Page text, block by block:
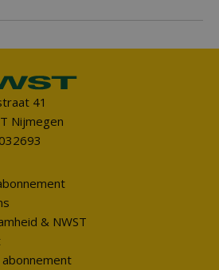
41
Nijmegen
& NWST